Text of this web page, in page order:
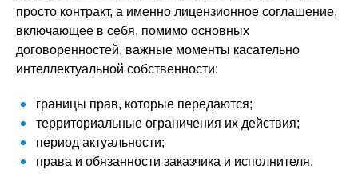
просто контракт, а именно лицензионное соглашение,
включающее в себя, помимо основных
договоренностей, важные моменты касательно
интеллектуальной собственности:
границы прав, которые передаются;
территориальные ограничения их действия;
период актуальности;
права и обязанности заказчика и исполнителя.